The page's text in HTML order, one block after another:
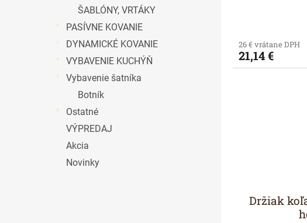
ŠABLÓNY, VRTÁKY
PASÍVNE KOVANIE
DYNAMICKÉ KOVANIE
VYBAVENIE KUCHÝŇ
Vybavenie šatníka
Botník
Ostatné
VÝPREDAJ
Akcia
Novinky
26 € vrátane DPH
21,14 €
Držiak